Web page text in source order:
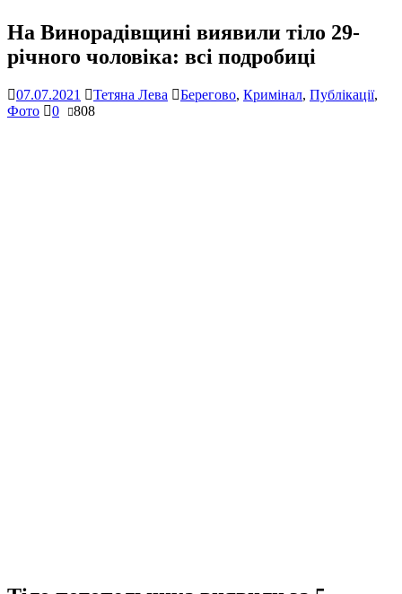
На Винорадівщині виявили тіло 29-
річного чоловіка: всі подробиці
07.07.2021 Тетяна Лева Берегово, Кримінал, Публікації,
Фото
0 808